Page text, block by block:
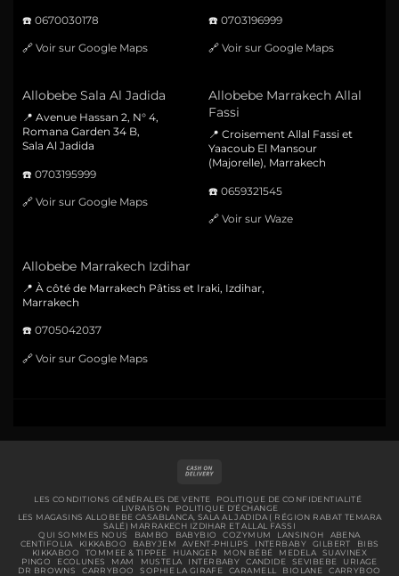
☎️ 0670030178
🔗 Voir sur Google Maps
☎️ 0703196999
🔗 Voir sur Google Maps
Allobebe Sala Al Jadida
📍 Avenue Hassan 2, N° 4,
Romana Garden 34 B,
Sala Al Jadida
☎️ 0703195999
🔗 Voir sur Google Maps
Allobebe Marrakech Allal
Fassi
📍 Croisement Allal Fassi et
Yaacoub El Mansour
(Majorelle), Marrakech
☎️ 0659321545
🔗 Voir sur Waze
Allobebe Marrakech Izdihar
📍 À côté de Marrakech Pâtiss et Iraki, Izdihar,
Marrakech
☎️ 0705042037
🔗 Voir sur Google Maps
Delivery
LES CONDITIONS GÉNÉRALES DE VENTE
POLITIQUE DE CONFIDENTIALITÉ
LIVRAISON
POLITIQUE D’ÉCHANGE
LES MAGASINS ALLOBEBE CASABLANCA, SALA AL JADIDA ( RÉGION RABAT TEMARA
SALÉ) MARRAKECH IZDIHAR ET ALLAL FASSI
QUI SOMMES NOUS
BAMBO BABYBIO COZYMUM LANSINOH
ABENA
CENTIFOLIA
KIKKABOO BABYJEM AVENT-PHILIPS INTERBABY GILBERT
BIBS
KIKKABOO
TOMMEE & TIPPEE HUANGER MON BÉBÉ MEDELA
SUAVINEX
PINGO
ECOLUNES MAM MUSTELA INTERBABY CANDIDE SEVIBEBE
URIAGE
DR BROWNS
CARRYBOO SOPHIE LA GIRAFE CARAMELL BIOLANE
CARRYBOO